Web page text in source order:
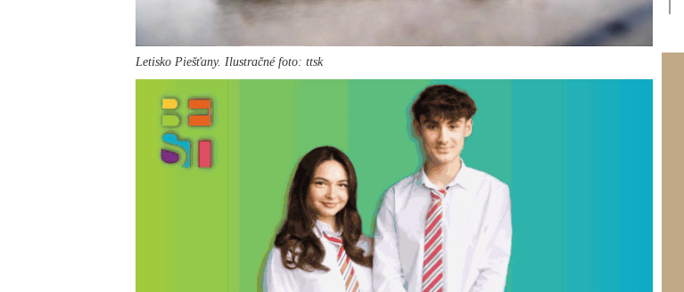
Letisko Piešťany. Ilustračné foto: ttsk